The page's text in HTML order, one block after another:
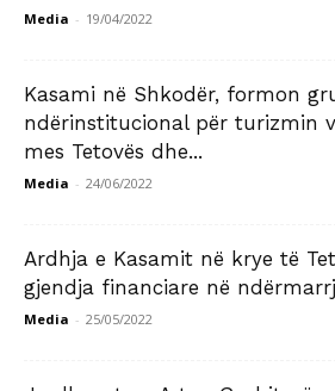
Media - 19/04/2022
Kasami në Shkodër, formon
ndërinstitucional për turizmin
mes Tetovës dhe...
Media - 24/06/2022
Ardhja e Kasamit në krye të
gjendja financiare në
Media - 25/05/2022